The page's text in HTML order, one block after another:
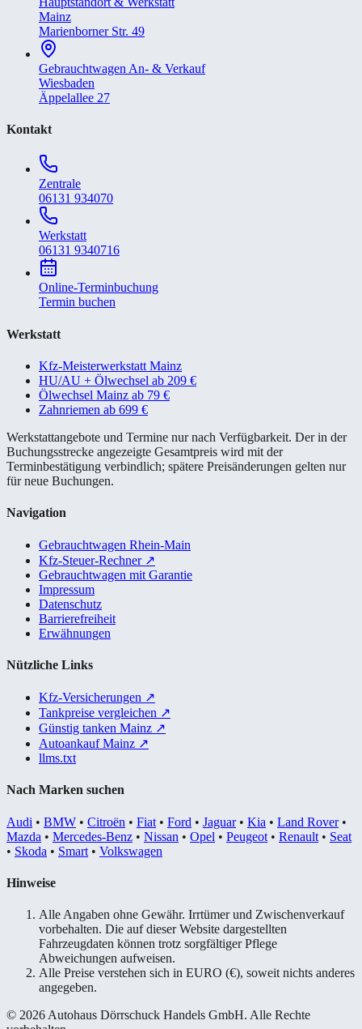
Mainz
Marienborner Str. 49
Gebrauchtwagen An- & Verkauf
Wiesbaden
Äppelallee 27
Kontakt
Zentrale
06131 934070
Werkstatt
06131 9340716
Online-Terminbuchung
Termin buchen
Werkstatt
Kfz-Meisterwerkstatt Mainz
HU/AU + Ölwechsel ab 209 €
Ölwechsel Mainz ab 79 €
Zahnriemen ab 699 €
Werkstattangebote und Termine nur nach Verfügbarkeit. Der in der
Buchungsstrecke angezeigte Gesamtpreis wird mit der
Terminbestätigung verbindlich; spätere Preisänderungen gelten nur
für neue Buchungen.
Navigation
Gebrauchtwagen Rhein-Main
Kfz-Steuer-Rechner ↗
Gebrauchtwagen mit Garantie
Impressum
Datenschutz
Barrierefreiheit
Erwähnungen
Nützliche Links
Kfz-Versicherungen ↗
Tankpreise vergleichen ↗
Günstig tanken Mainz ↗
Autoankauf Mainz ↗
llms.txt
Nach Marken suchen
Audi • BMW • Citroën • Fiat • Ford • Jaguar• Kia • Land Rover•
Mazda • Mercedes-Benz • Nissan • Opel • Peugeot • Renault • Seat
• Skoda • Smart • Volkswagen
Hinweise
Alle Angaben ohne Gewähr. Irrtümer und Zwischenverkauf
vorbehalten. Die auf dieser Website dargestellten
Fahrzeugdaten können trotz sorgfältiger Pflege
Abweichungen aufweisen.
Alle Preise verstehen sich in EURO (€), soweit nichts anderes
angegeben.
© 2026 Autohaus Dörrschuck Handels GmbH. Alle Rechte